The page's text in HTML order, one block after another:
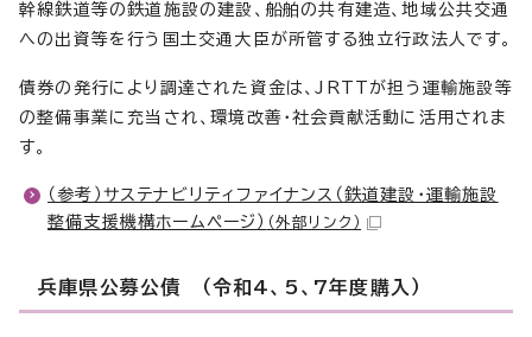
幹線鉄道等の鉄道施設の建設、船舶の共有建造、地域公共交通
への出資等を行う国土交通大臣が所管する独立行政法人です。
債券の発行により調達された資金は、JRTTが担う運輸施設等
の整備事業に充当され、環境改善・社会貢献活動に活用されま
す。
（参考）サステナビリティファイナンス（鉄道建設・運輸施設
整備支援機構ホームページ） （外部リンク）
兵庫県公募公債 （令和4、5、7年度購入）